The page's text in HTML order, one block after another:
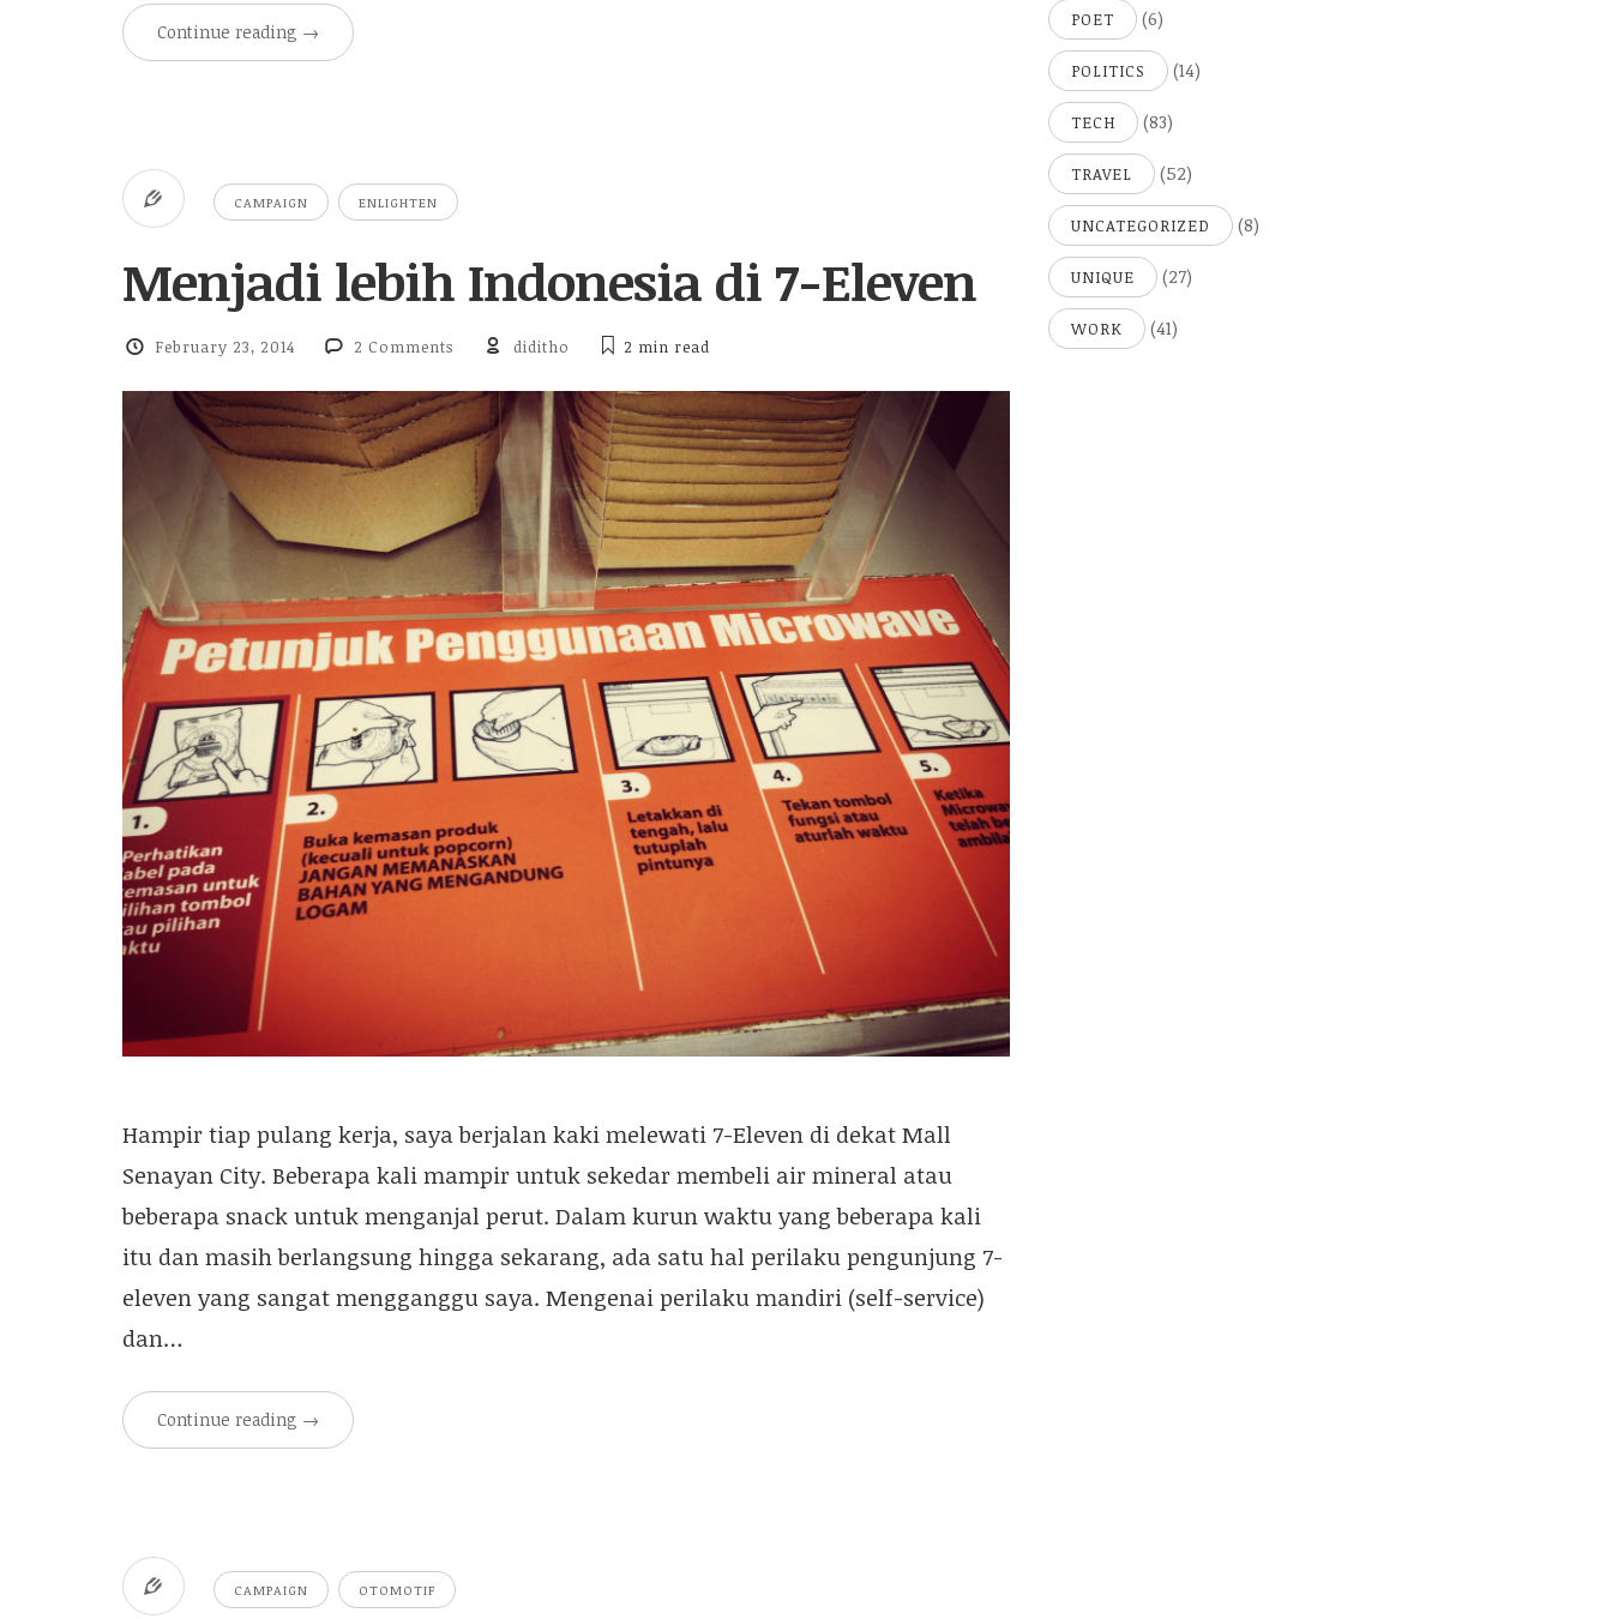
Continue reading →
CAMPAIGN ENLIGHTEN
Menjadi lebih Indonesia di 7-Eleven
February 23, 2014 2 Comments diditho 2 min read
Hampir tiap pulang kerja, saya berjalan kaki melewati 7-Eleven di dekat Mall
Senayan City. Beberapa kali mampir untuk sekedar membeli air mineral atau
beberapa snack untuk menganjal perut. Dalam kurun waktu yang beberapa kali
itu dan masih berlangsung hingga sekarang, ada satu hal perilaku pengunjung 7-
eleven yang sangat mengganggu saya. Mengenai perilaku mandiri (self-service)
dan…
Continue reading →
CAMPAIGN OTOMOTIF
POET (6)
POLITICS (14)
TECH (83)
TRAVEL (52)
UNCATEGORIZED (8)
UNIQUE (27)
WORK (41)